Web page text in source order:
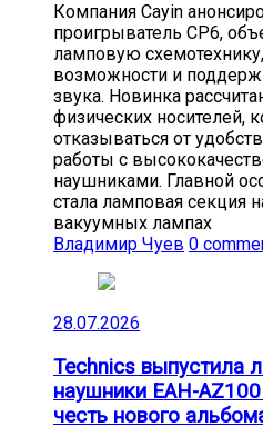
Компания Cayin
проигрыватель CP6,
ламповую
возможности и
звука. Новинка
физических носителей,
отказываться от
работы с
наушниками. Главной
стала ламповая секция
вакуумных лампах
Владимир Чуев 0
28.07.2026
Technics выпустила
наушники EAH-
честь нового